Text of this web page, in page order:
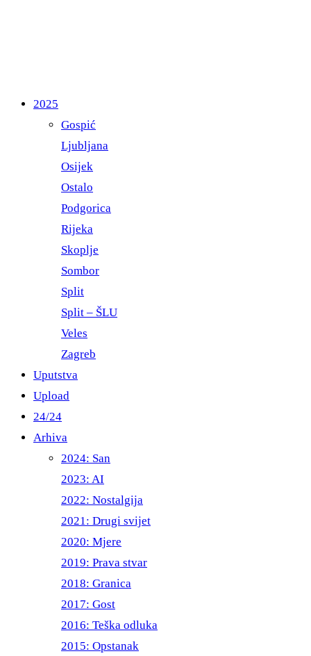
2025
Gospić
Ljubljana
Osijek
Ostalo
Podgorica
Rijeka
Skoplje
Sombor
Split
Split – ŠLU
Veles
Zagreb
Uputstva
Upload
24/24
Arhiva
2024: San
2023: AI
2022: Nostalgija
2021: Drugi svijet
2020: Mjere
2019: Prava stvar
2018: Granica
2017: Gost
2016: Teška odluka
2015: Opstanak